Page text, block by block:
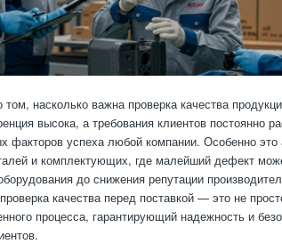
насколько важна проверка качества
высока, а требования клиентов постоянно
факторов успеха любой компании. Особенно это
и комплектующих, где малейший дефект
до снижения репутации
качества перед поставкой — это не
процесса, гарантирующий надежность и